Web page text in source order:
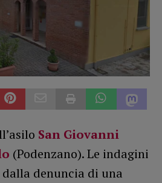
San Giovanni
(Podenzano). Le indagini
denuncia di una